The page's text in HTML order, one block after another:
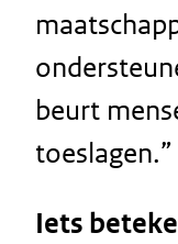
beurt
toeslagen.”
Iets